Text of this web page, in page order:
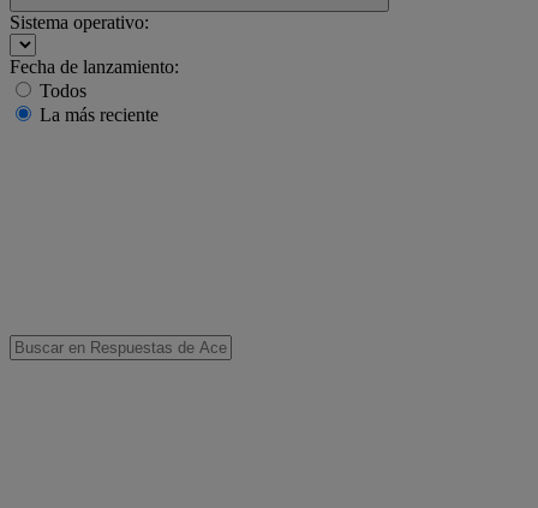
Sistema operativo:
Fecha de lanzamiento:
Todos
La más reciente